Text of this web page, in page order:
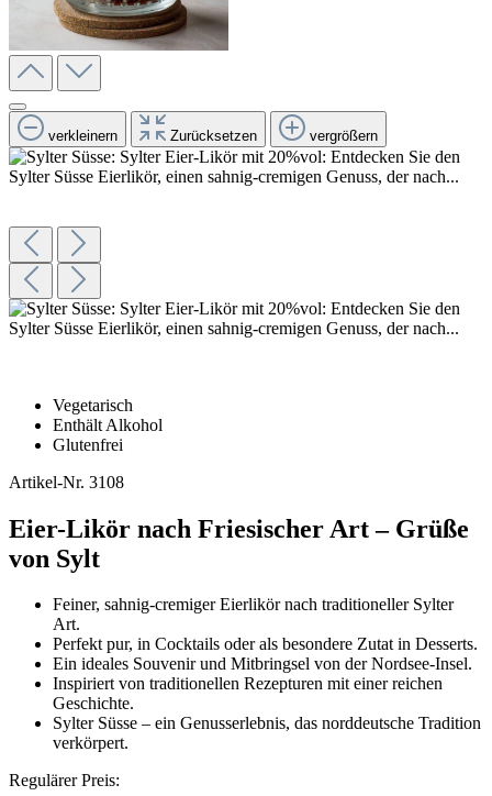
verkleinern Zurücksetzen vergrößern
Vegetarisch
Enthält Alkohol
Glutenfrei
Artikel-Nr. 3108
Eier-Likör nach Friesischer Art – Grüße
von Sylt
Feiner, sahnig-cremiger Eierlikör nach traditioneller Sylter
Art.
Perfekt pur, in Cocktails oder als besondere Zutat in Desserts.
Ein ideales Souvenir und Mitbringsel von der Nordsee-Insel.
Inspiriert von traditionellen Rezepturen mit einer reichen
Geschichte.
Sylter Süsse – ein Genusserlebnis, das norddeutsche Tradition
verkörpert.
Regulärer Preis: